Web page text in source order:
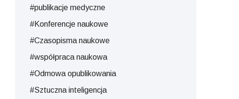
#publikacje medyczne
#Konferencje naukowe
#Czasopisma naukowe
#współpraca naukowa
#Odmowa opublikowania
#Sztuczna inteligencja